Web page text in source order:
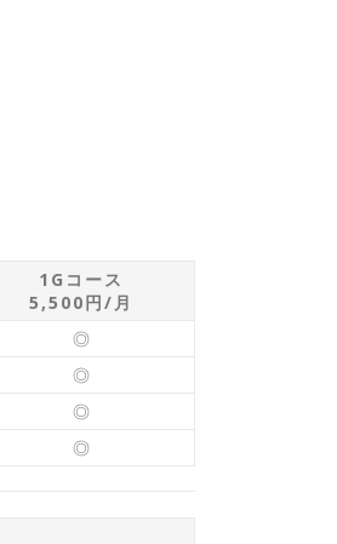
1Gコース
5,500円/月
◎
◎
◎
◎